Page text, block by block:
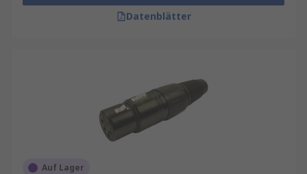
Datenblätter
Auf Lager